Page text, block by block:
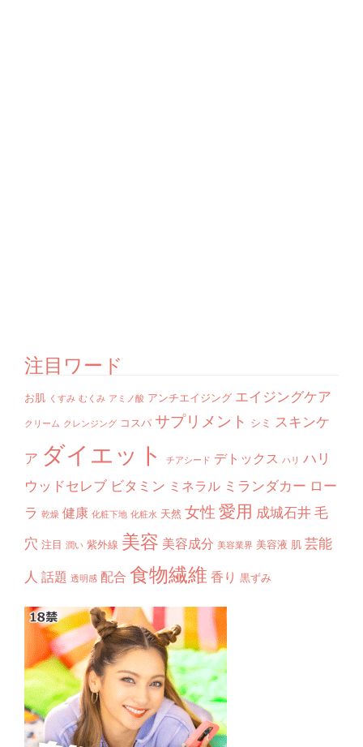
注目ワード
お肌 くすみ むくみ アミノ酸 アンチエイジング エイジングケア
クリーム クレンジング コスパ サプリメント シミ スキンケ
ア ダイエット チアシード デトックス ハリ ハリ
ウッドセレブ ビタミン ミネラル ミランダカー ロー
ラ 乾燥 健康 化粧下地 化粧水 天然 女性愛用 成城石井毛
穴 注目 潤い 紫外線 美容 美容成分 美容業界 美容液 肌 芸能
人 話題 透明感 配合 食物繊維 香り 黒ずみ